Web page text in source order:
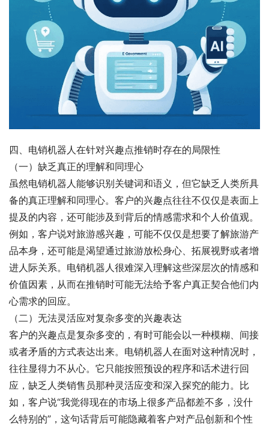
四、电销机器人在针对兴趣点推销时存在的局限性
（一）缺乏真正的理解和同理心
虽然电销机器人能够识别关键词和语义，但它缺乏人类所具
备的真正理解和同理心。客户的兴趣点往往不仅仅是表面上
提及的内容，还可能涉及到背后的情感需求和个人价值观。
例如，客户说对旅游感兴趣，可能不仅仅是想要了解旅游产
品本身，还可能是渴望通过旅游放松身心、拓展视野或者增
进人际关系。电销机器人很难深入理解这些深层次的情感和
价值因素，从而在推销时可能无法给予客户真正契合他们内
心需求的回应。
（二）无法灵活应对复杂多变的兴趣表达
客户的兴趣点是复杂多变的，有时可能会以一种模糊、间接
或者矛盾的方式表达出来。电销机器人在面对这种情况时，
往往显得力不从心。它只能按照预设的程序和话术进行回
应，缺乏人类销售员那种灵活应变和深入探究的能力。比
如，客户说“我觉得现在的市场上很多产品都差不多，没什
么特别的”，这句话背后可能隐藏着客户对产品创新和个性